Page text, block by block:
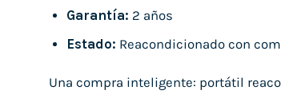
Garantía: 2 años
Estado: Reacondicionado con
Una compra inteligente: portátil